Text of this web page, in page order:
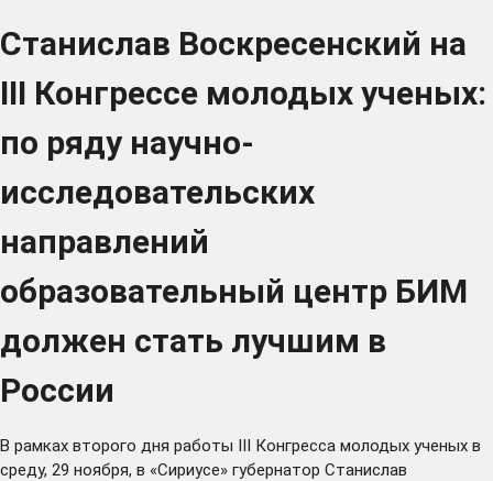
Станислав Воскресенский на
III Конгрессе молодых ученых:
по ряду научно-
исследовательских
направлений
образовательный центр БИМ
должен стать лучшим в
России
В рамках второго дня работы III Конгресса молодых ученых в
среду, 29 ноября, в «Сириусе» губернатор Станислав